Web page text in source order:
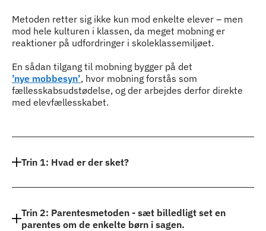
Indhold
Metoden retter sig ikke kun mod enkelte elever – men
mod hele kulturen i klassen, da meget mobning er
reaktioner på udfordringer i skoleklassemiljøet.
En sådan tilgang til mobning bygger på det
’nye mobbesyn’, hvor mobning forstås som
fællesskabsudstødelse, og der arbejdes derfor direkte
med elevfællesskabet.
Trin 1: Hvad er der sket?
Trin 2: Parentesmetoden - sæt billedligt set en
parentes om de enkelte børn i sagen.